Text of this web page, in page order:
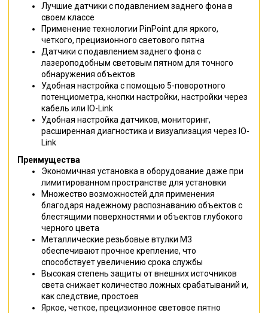
Лучшие датчики с подавлением заднего фона в
своем классе
Применение технологии PinPoint для яркого,
четкого, прецизионного светового пятна
Датчики с подавлением заднего фона c
лазероподобным световым пятном для точного
обнаружения объектов
Удобная настройка с помощью 5-поворотного
потенциометра, кнопки настройки, настройки через
кабель или IO-Link
Удобная настройка датчиков, мониторинг,
расширенная диагностика и визуализация через IO-
Link
Преимущества
Экономичная установка в оборудование даже при
лимитированном пространстве для установки
Множество возможностей для применения
благодаря надежному распознаванию объектов с
блестящими поверхностями и объектов глубокого
черного цвета
Металлические резьбовые втулки M3
обеспечивают прочное крепление, что
способствует увеличению срока службы
Высокая степень защиты от внешних источников
света снижает количество ложных срабатываний и,
как следствие, простоев
Яркое, четкое, прецизионное световое пятно